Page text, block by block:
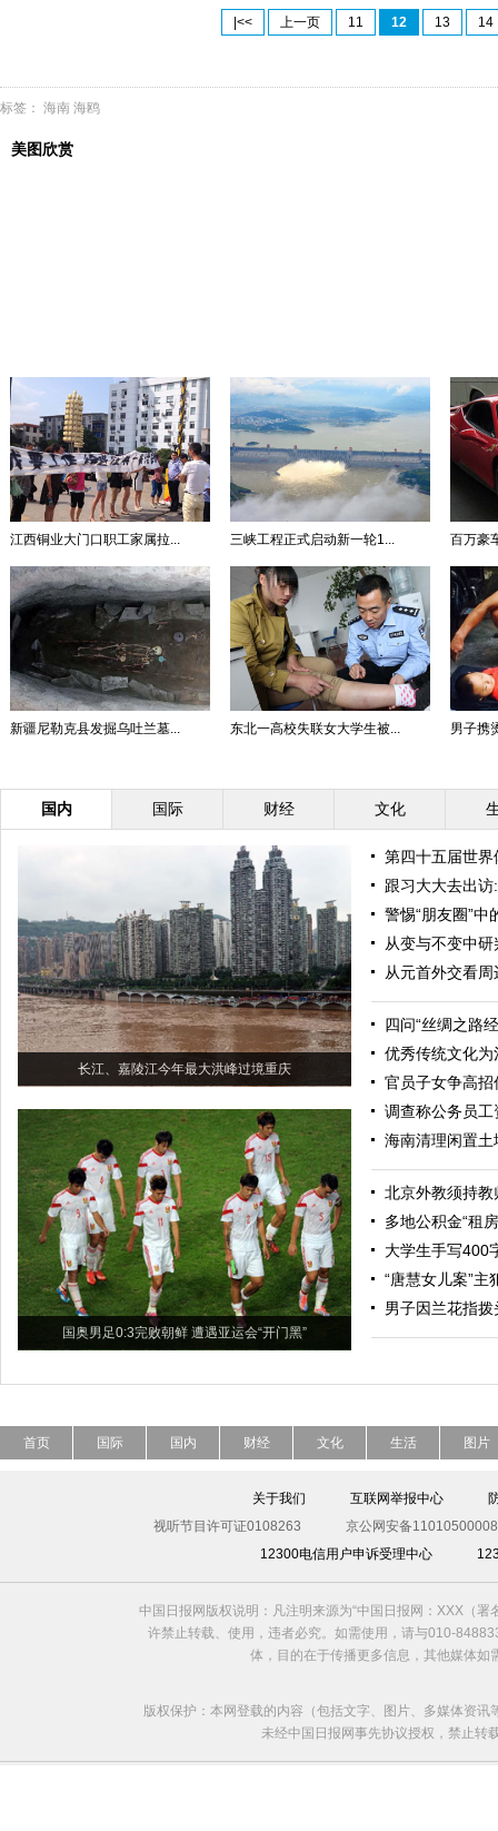
|<< 上一页 11 12 13 14
标签： 海南 海鸥
美图欣赏
江西铜业大门口职工家属拉... 三峡工程正式启动新一轮1... 百万豪
新疆尼勒克县发掘乌吐兰墓... 东北一高校失联女大学生被... 男子携
国内 国际 财经 文化
长江、嘉陵江今年最大洪峰过境重庆
国奥男足0:3完败朝鲜 遭遇亚运会“开门黑”
第四十五届世界
跟习大大去出
警惕“朋友圈”中
从变与不变中
从元首外交看
四问“丝绸之路
优秀传统文化
官员子女争高
调查称公务员
海南清理闲置
北京外教须持
多地公积金“租
大学生手写400
“唐慧女儿案”主
男子因兰花指
首页 国际 国内 财经 文化 生活 图片
关于我们 互联网举报中心
视听节目许可证0108263
京公网安备
12300电信用户申诉受理中心
中国日报网版权说明：凡注明来源为“中国日报网：XXX（
许禁止转载、使用，违者必究。如需使用，请与010-
体，目的在于传播更多信息，其他媒体
版权保护：本网登载的内容（包括文字、图片、多媒体资
未经中国日报网事先协议授权，禁止转